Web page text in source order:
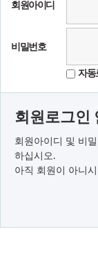
회원아이디
비밀번호
자동
회원로그인
회원아이디 및 비
하십시오.
아직 회원이 아니